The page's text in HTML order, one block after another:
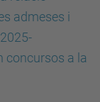
admeses i
concursos a la